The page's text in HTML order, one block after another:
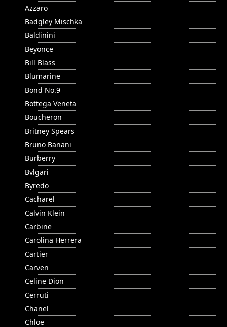
Azzaro
Badgley Mischka
Baldinini
Beyonce
Bill Blass
Blumarine
Bond No.9
Bottega Veneta
Boucheron
Britney Spears
Bruno Banani
Burberry
Bvlgari
Byredo
Cacharel
Calvin Klein
Carbine
Carolina Herrera
Cartier
Carven
Celine Dion
Cerruti
Chanel
Chloe